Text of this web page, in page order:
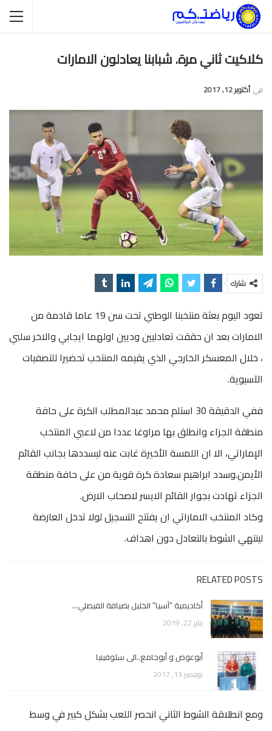
كلاكيت ثاني مرة. شبابنا يعادلون الامارات
في أكتوبر 12, 2017
شارك
تعود اليوم بعثة منتخبنا الوطني تحت سن 19 عاما قادمة من
الامارات بعد ان حققت تعادليين وديين اولهما ايجابي والاخر سلبي
، خلال المعسكر الخارجي الذي يقيمه المنتخب تحضيرا للتصفيات
الآسيوية.
ففي الدقيقة 30 استلم محمد عبدالمطلب الكرة على حافة
منطقة الجزاء وانطلق بها مراوغا عددا من لاعبي المنتخب
الإماراتي، الا ان اللمسة الأخيرة غابت عنه ليسددها بجانب القائم
الأيمن.وسدد ابراهيم سعادة كرة قوية من على حافة منطقة
الجزاء تهادت بجوار القائم الايسر لاصحاب الارض.
وكاد المنتخب الاماراتي ان يفتتح التسجيل لولا تدخل العارضة
لينتهي الشوط بالتعادل دون اهداف.
RELATED POSTS
أكاديمية “آسيا” الخليل بضيافة الفيصلي…
يناير 22, 2019
أبوعوض و أبوجامع..الى سلوفينيا
نوفمبر 13, 2017
ومع انطلاقة الشوط الثاني انحصر اللعب بشكل كبير في وسط